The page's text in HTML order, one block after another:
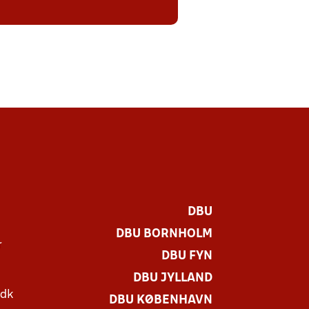
DBU
DBU BORNHOLM
DBU FYN
DBU JYLLAND
DBU KØBENHAVN